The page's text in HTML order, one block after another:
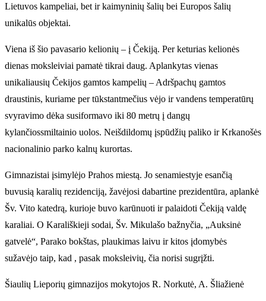
Lietuvos kampeliai, bet ir kaimyninių šalių bei Europos šalių
unikalūs objektai.
Viena iš šio pavasario kelionių – į Čekiją. Per keturias kelionės
dienas moksleiviai pamatė tikrai daug. Aplankytas vienas
unikaliausių Čekijos gamtos kampelių – Adršpachų gamtos
draustinis, kuriame per tūkstantmečius vėjo ir vandens temperatūrų
svyravimo dėka susiformavo iki 80 metrų į dangų
kylančiossmiltainio uolos. Neišdildomų įspūdžių paliko ir Krkanošės
nacionalinio parko kalnų kurortas.
Gimnazistai įsimylėjo Prahos miestą. Jo senamiestyje esančią
buvusią karalių rezidenciją, žavėjosi dabartine prezidentūra, aplankė
Šv. Vito katedrą, kurioje buvo karūnuoti ir palaidoti Čekiją valdę
karaliai. O Karališkieji sodai, Šv. Mikulašo bažnyčia, „Auksinė
gatvelė“, Parako bokštas, plaukimas laivu ir kitos įdomybės
sužavėjo taip, kad , pasak moksleivių, čia norisi sugrįžti.
Šiaulių Lieporių gimnazijos mokytojos R. Norkutė, A. Šliažienė